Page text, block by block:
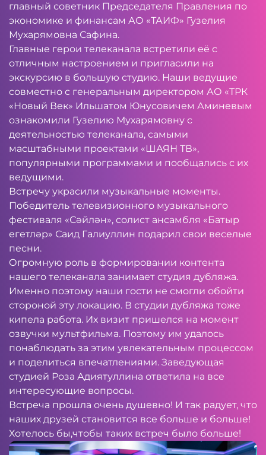
главный советник Председателя Правления по
экономике и финансам АО «ТАИФ» Гузелия
Мухарямовна Сафина.
Главные герои телеканала встретили её с
отличным настроением и пригласили на
экскурсию в большую студию. Наши ведущие
совместно с генеральным директором АО «ТРК
«Новый Век» Ильшатом Юнусовичем Аминевым
ознакомили Гузелию Мухарямовну с
деятельностью телеканала, самыми
масштабными проектами «ШАЯН ТВ»,
популярными программами и пообщались с их
ведущими.
Встречу украсили музыкальные моменты.
Победитель телевизионного музыкального
фестиваля «Сәйлән», солист ансамбля «Батыр
егетләр» Саид Галиуллин подарил свои веселые
песни.
Огромную роль в формировании контента
нашего телеканала занимает студия дубляжа.
Именно поэтому наши гости не смогли обойти
стороной эту локацию. В студии дубляжа тоже
кипела работа. Их визит пришелся на момент
озвучки мультфильма. Поэтому им удалось
понаблюдать за этим увлекательным процессом
и поделиться впечатлениями. Заведующая
студией Роза Адиятуллина ответила на все
интересующие вопросы.
Встреча прошла очень душевно! И так радует, что
наших друзей становится все больше и больше!
Хотелось бы,чтобы таких встреч было больше!